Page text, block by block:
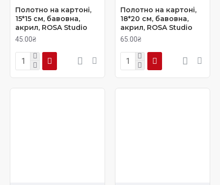
Полотно на картоні,
15*15 см, бавовна,
акрил, ROSA Studio
45.00₴
Полотно на картоні,
18*20 см, бавовна,
акрил, ROSA Studio
65.00₴